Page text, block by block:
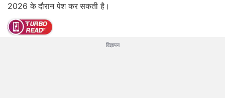
2026 के दौरान पेश कर सकती है।
विज्ञापन